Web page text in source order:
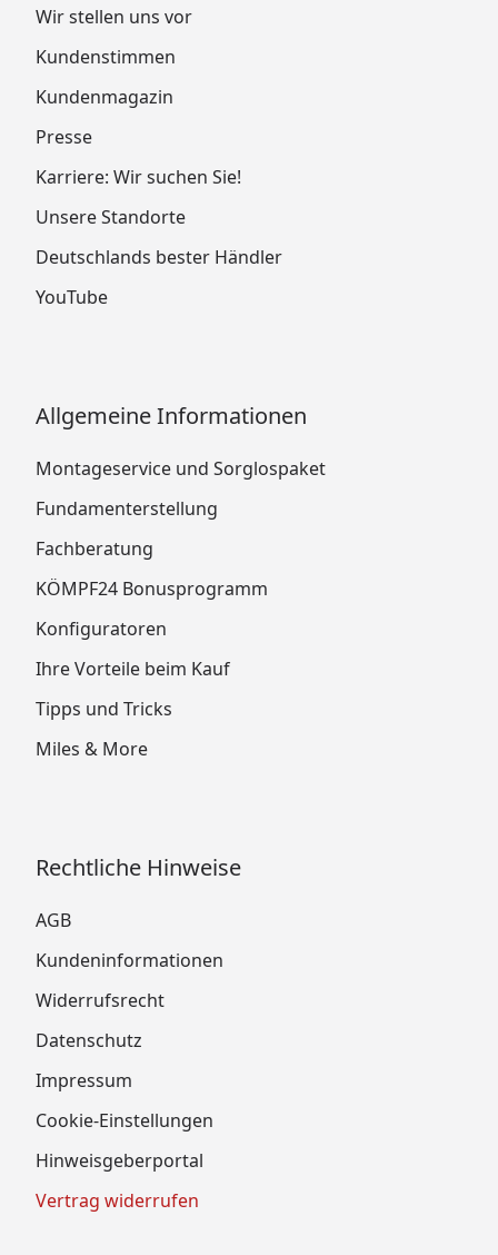
Wir stellen uns vor
Kundenstimmen
Kundenmagazin
Presse
Karriere: Wir suchen Sie!
Unsere Standorte
Deutschlands bester Händler
YouTube
Allgemeine Informationen
Montageservice und Sorglospaket
Fundamenterstellung
Fachberatung
KÖMPF24 Bonusprogramm
Konfiguratoren
Ihre Vorteile beim Kauf
Tipps und Tricks
Miles & More
Rechtliche Hinweise
AGB
Kundeninformationen
Widerrufsrecht
Datenschutz
Impressum
Cookie-Einstellungen
Hinweisgeberportal
Vertrag widerrufen